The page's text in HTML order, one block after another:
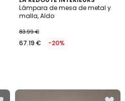
Lámpara de mesa de metal y
malla, Aldo
83.99 €
67.19 € -20%